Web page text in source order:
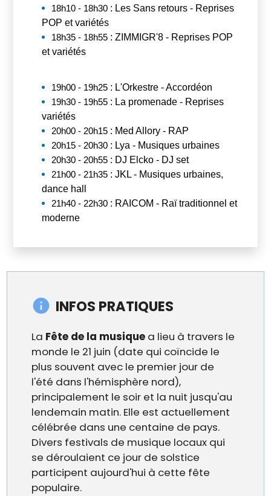
18h10 - 18h30 : Les Sans retours - Reprises
POP et variétés
18h35 - 18h55 : ZIMMIGR'8 - Reprises POP
et variétés
19h00 - 19h25 : L'Orkestre - Accordéon
19h30 - 19h55 : La promenade - Reprises
variétés
20h00 - 20h15 : Med Allory - RAP
20h15 - 20h30 : Lya - Musiques urbaines
20h30 - 20h55 : DJ Elcko - DJ set
21h00 - 21h35 : JKL - Musiques urbaines,
dance hall
21h40 - 22h30 : RAICOM - Raï traditionnel et
moderne
INFOS PRATIQUES
La Fête de la musique a lieu à travers le
monde le 21 juin (date qui coïncide le
plus souvent avec le premier jour de
l'été dans l'hémisphère nord),
principalement le soir et la nuit jusqu'au
lendemain matin. Elle est actuellement
célébrée dans une centaine de pays.
Divers festivals de musique locaux qui
se déroulaient ce jour de solstice
participent aujourd'hui à cette fête
populaire.